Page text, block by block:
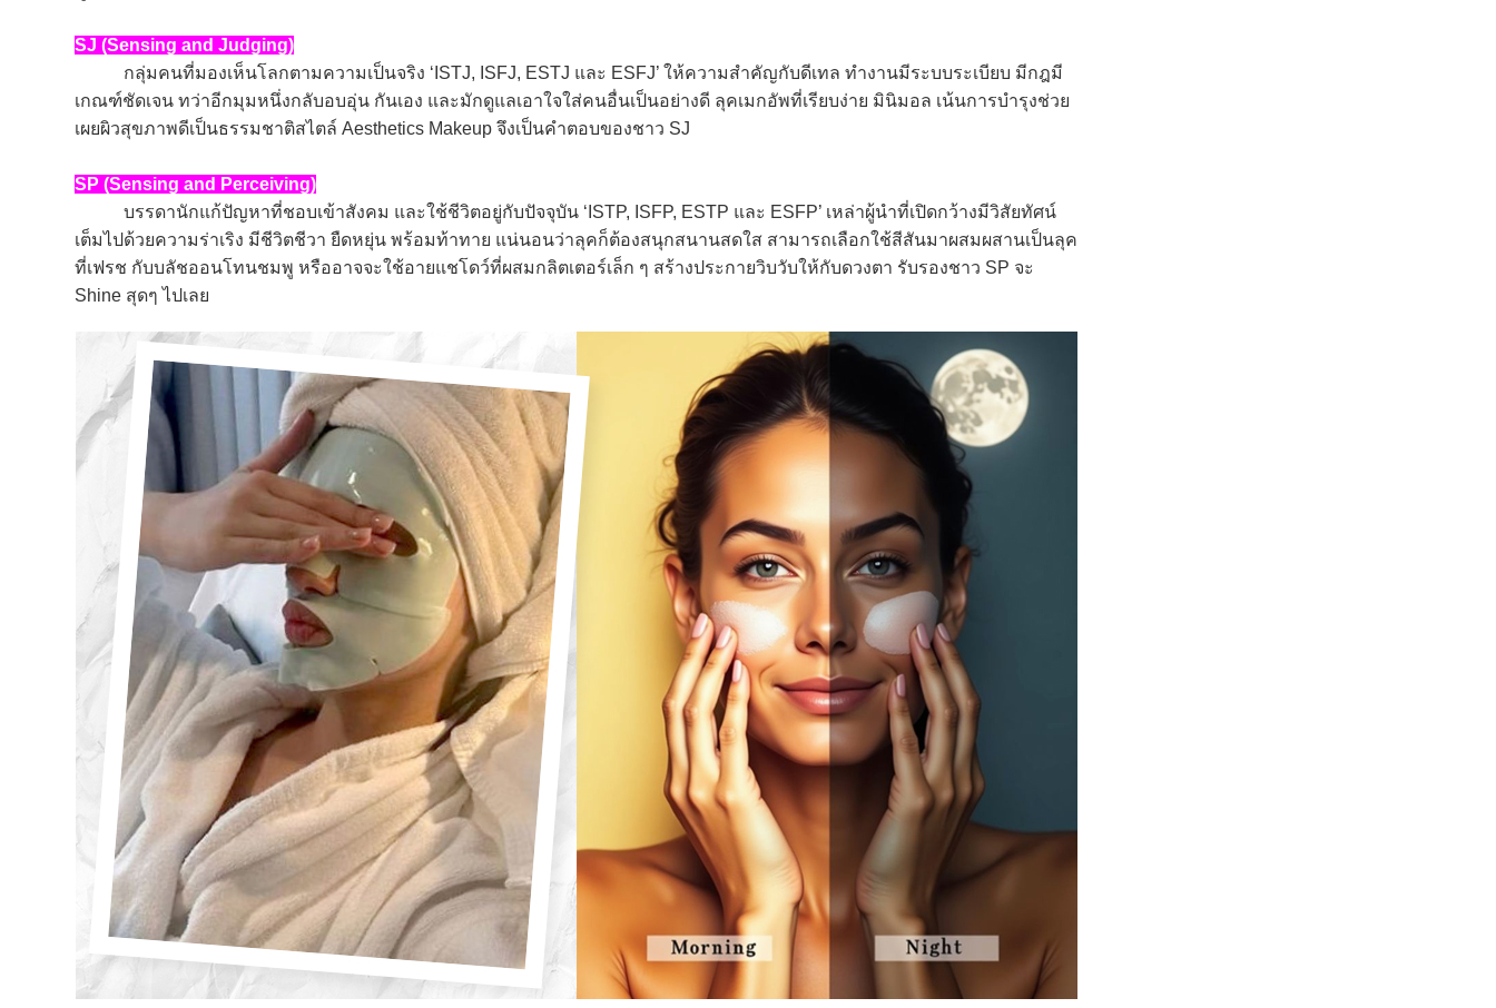
SJ (Sensing and Judging)
กลุ่มคนที่มองเห็นโลกตามความเป็นจริง ‘ISTJ, ISFJ, ESTJ และ ESFJ’ ให้ความสำคัญกับดีเทล ทำงานมีระบบระเบียบ มีกฎมี
เกณฑ์ชัดเจน ทว่าอีกมุมหนึ่งกลับอบอุ่น กันเอง และมักดูแลเอาใจใส่คนอื่นเป็นอย่างดี ลุคเมกอัพที่เรียบง่าย มินิมอล เน้นการบำรุงช่วย
เผยผิวสุขภาพดีเป็นธรรมชาติสไตล์ Aesthetics Makeup จึงเป็นคำตอบของชาว SJ
SP (Sensing and Perceiving)
บรรดานักแก้ปัญหาที่ชอบเข้าสังคม และใช้ชีวิตอยู่กับปัจจุบัน ‘ISTP, ISFP, ESTP และ ESFP’ เหล่าผู้นำที่เปิดกว้างมีวิสัยทัศน์
เต็มไปด้วยความร่าเริง มีชีวิตชีวา ยืดหยุ่น พร้อมท้าทาย แน่นอนว่าลุคก็ต้องสนุกสนานสดใส สามารถเลือกใช้สีสันมาผสมผสานเป็นลุค
ที่เฟรช กับบลัชออนโทนชมพู หรืออาจจะใช้อายแชโดว์ที่ผสมกลิตเตอร์เล็ก ๆ สร้างประกายวิบวับให้กับดวงตา รับรองชาว SP จะ
Shine สุดๆ ไปเลย